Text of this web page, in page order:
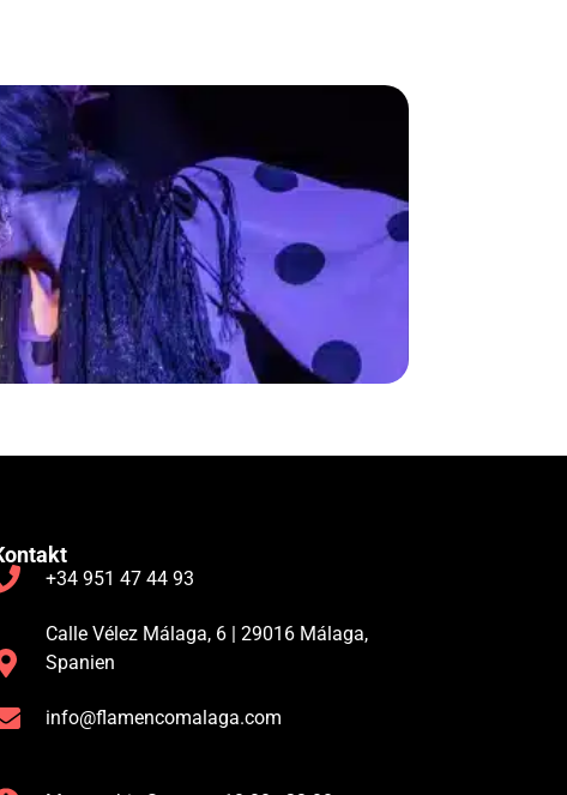
+34 951 47 44 93
Calle Vélez Málaga, 6 | 29016 Málaga,
Spanien
info@flamencomalaga.com